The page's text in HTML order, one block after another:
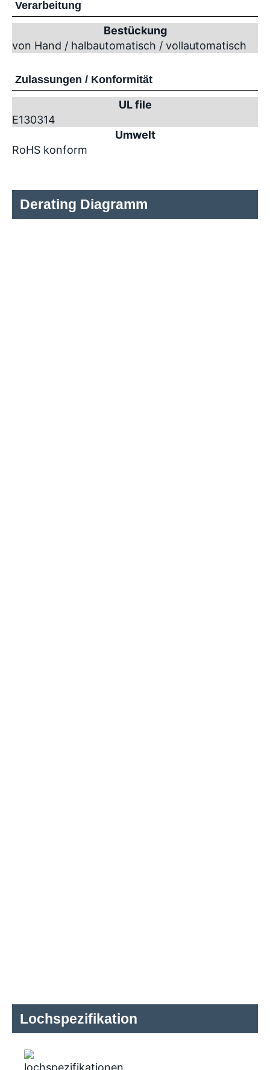
Verarbeitung
Bestückung
von Hand / halbautomatisch / vollautomatisch
Zulassungen / Konformität
UL file
E130314
Umwelt
RoHS konform
Derating Diagramm
Lochspezifikation